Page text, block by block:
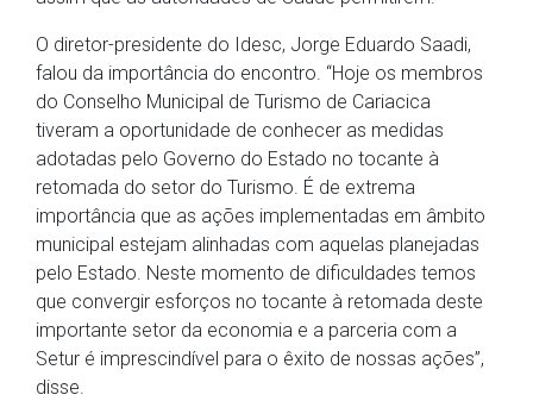
O diretor-presidente do Idesc, Jorge Eduardo Saadi,
falou da importância do encontro. “Hoje os membros
do Conselho Municipal de Turismo de Cariacica
tiveram a oportunidade de conhecer as medidas
adotadas pelo Governo do Estado no tocante à
retomada do setor do Turismo. É de extrema
importância que as ações implementadas em âmbito
municipal estejam alinhadas com aquelas planejadas
pelo Estado. Neste momento de dificuldades temos
que convergir esforços no tocante à retomada deste
importante setor da economia e a parceria com a
Setur é imprescindível para o êxito de nossas ações”,
disse.